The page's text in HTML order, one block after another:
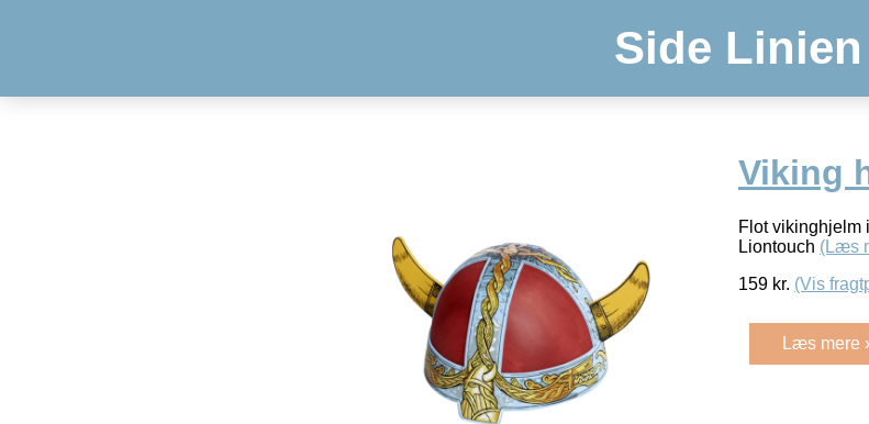
Side Linien
Viking
Flot vikinghjelm
Liontouch (Læs
159 kr. (Vis
Læs mere